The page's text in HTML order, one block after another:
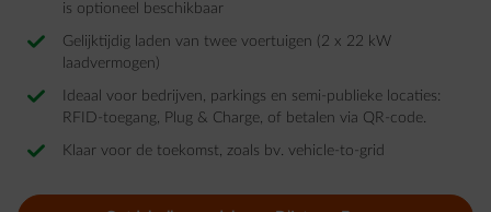
is optioneel beschikbaar
Gelijktijdig laden van twee voertuigen (2 x 22 kW
laadvermogen)
Ideaal voor bedrijven, parkings en semi-publieke locaties:
RFID-toegang, Plug & Charge, of betalen via QR-code.
Klaar voor de toekomst, zoals bv. vehicle-to-grid